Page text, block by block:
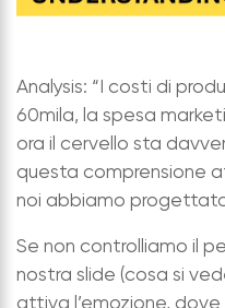
Analysis: “I costi di
60mila, la spesa
ora il cervello sta
questa comprensione
noi abbiamo
Se non controlliamo il
nostra slide (cosa si
attiva l’emozione,